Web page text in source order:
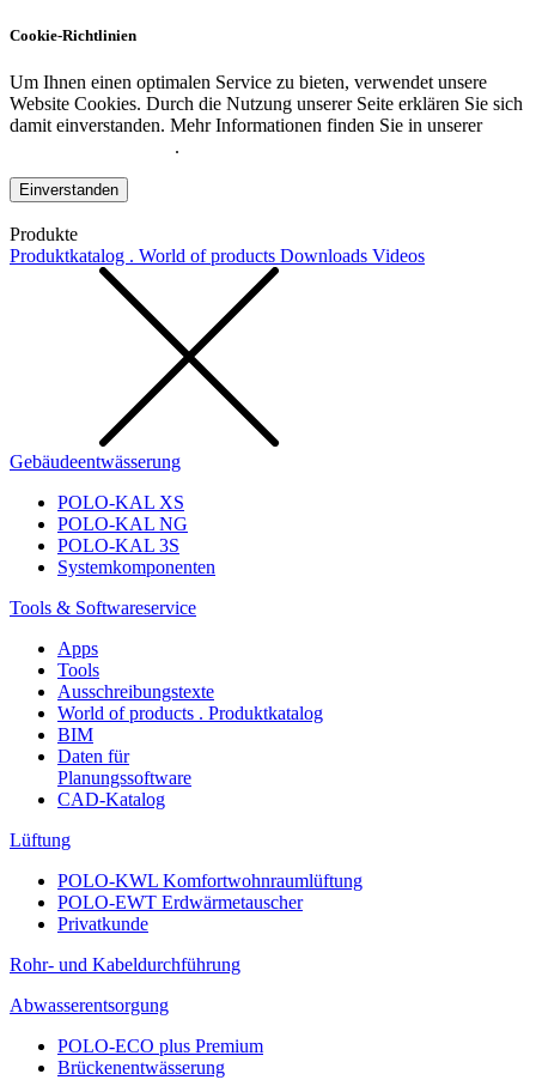
Cookie-Richtlinien
Um Ihnen einen optimalen Service zu bieten, verwendet unsere
Website Cookies. Durch die Nutzung unserer Seite erklären Sie sich
damit einverstanden. Mehr Informationen finden Sie in unserer
.
Einverstanden
Produkte
Produktkatalog . World of products Downloads Videos
Gebäudeentwässerung
POLO-KAL XS
POLO-KAL NG
POLO-KAL 3S
Systemkomponenten
Tools & Softwareservice
Apps
Tools
Ausschreibungstexte
World of products . Produktkatalog
BIM
Daten für
Planungssoftware
CAD-Katalog
Lüftung
POLO-KWL Komfortwohnraumlüftung
POLO-EWT Erdwärmetauscher
Privatkunde
Rohr- und Kabeldurchführung
Abwasserentsorgung
POLO-ECO plus Premium
Brückenentwässerung